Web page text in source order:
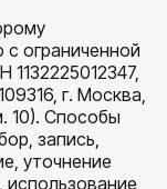
ограниченной
г. Москва,
10). Способы
запись,
уточнение